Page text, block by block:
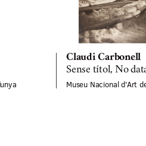
Claudi Carbonell
Sense títol, No
Museu Nacional d'Art